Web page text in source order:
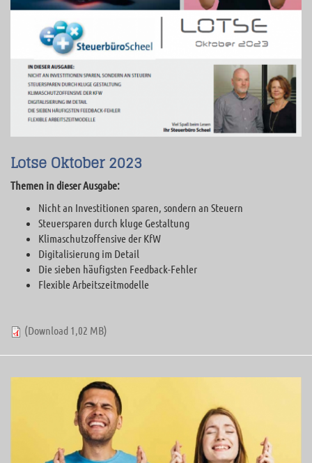
Lotse Oktober 2023
Themen in dieser Ausgabe:
Nicht an Investitionen sparen, sondern an Steuern
Steuersparen durch kluge Gestaltung
Klimaschutzoffensive der KfW
Digitalisierung im Detail
Die sieben häufigsten Feedback-Fehler
Flexible Arbeitszeitmodelle
(Download 1,02 MB)